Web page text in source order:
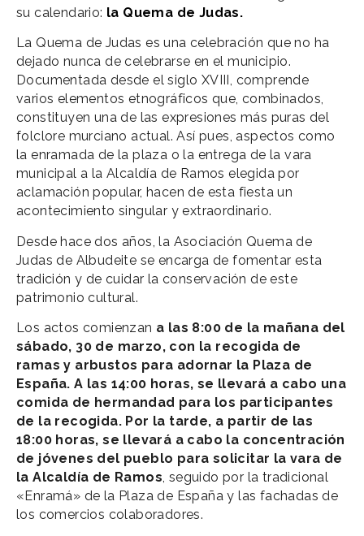
su calendario: la Quema de Judas.
La Quema de Judas es una celebración que no ha
dejado nunca de celebrarse en el municipio.
Documentada desde el siglo XVIII, comprende
varios elementos etnográficos que, combinados,
constituyen una de las expresiones más puras del
folclore murciano actual. Así pues, aspectos como
la enramada de la plaza o la entrega de la vara
municipal a la Alcaldía de Ramos elegida por
aclamación popular, hacen de esta fiesta un
acontecimiento singular y extraordinario.
Desde hace dos años, la Asociación Quema de
Judas de Albudeite se encarga de fomentar esta
tradición y de cuidar la conservación de este
patrimonio cultural.
Los actos comienzan a las 8:00 de la mañana del
sábado, 30 de marzo, con la recogida de
ramas y arbustos para adornar la Plaza de
España. A las 14:00 horas, se llevará a cabo una
comida de hermandad para los participantes
de la recogida. Por la tarde, a partir de las
18:00 horas, se llevará a cabo la concentración
de jóvenes del pueblo para solicitar la vara de
la Alcaldía de Ramos, seguido por la tradicional
«Enramá» de la Plaza de España y las fachadas de
los comercios colaboradores.